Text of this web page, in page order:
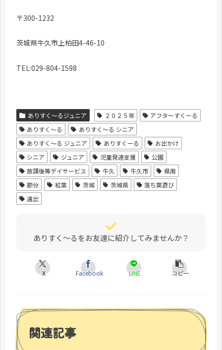
〒300-1232
茨城県牛久市上柏田4-46-10
TEL:029-804-1598
ありすく～るジュニア ２０２５年
アフターすくーる
ありすく〜る
ありすく〜る シニア
ありすく〜る ジュニア
ありすくーる
お出かけ
シニア
ジュニア 児童発達支援
公園
放課後等デイサービス
牛久 牛久市
県南
節分
紅葉 茨城 茨城県
落ち葉遊び
遠出
ありすく～るをお友達に紹介してみませんか？
X Facebook LINE コピー
関連記事